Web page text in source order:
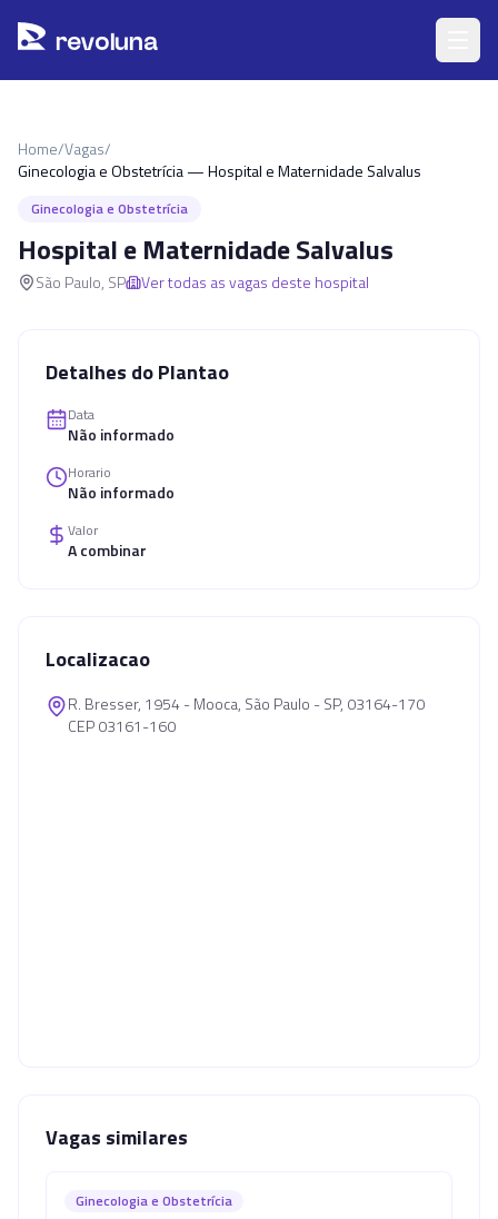
revoluna
Home/Vagas/
Ginecologia e Obstetrícia — Hospital e Maternidade Salvalus
Ginecologia e Obstetrícia
Hospital e Maternidade Salvalus
São Paulo, SP Ver todas as vagas deste hospital
Detalhes do Plantao
Data
Não informado
Horario
Não informado
Valor
A combinar
Localizacao
R. Bresser, 1954 - Mooca, São Paulo - SP, 03164-170
CEP 03161-160
Vagas similares
Ginecologia e Obstetrícia